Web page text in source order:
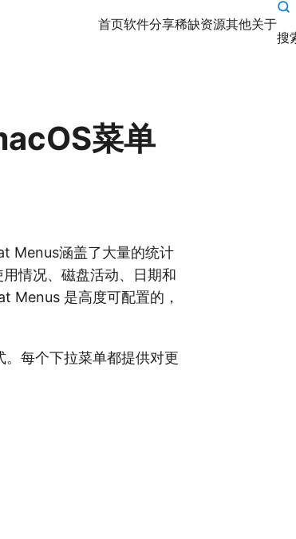
首页软件分享稀缺资源其他关于
搜
菜单
Menus涵盖了大量的统计
情况、磁盘活动、日期和
Menus 是高度可配置的，
每个下拉菜单都提供对更